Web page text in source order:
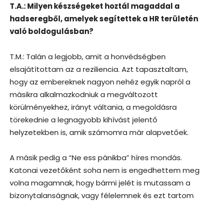
T.A.: Milyen készségeket hoztál magaddal a
hadseregből, amelyek segítettek a HR területén
való boldogulásban?
T.M.: Talán a legjobb, amit a honvédségben
elsajátítottam az a reziliencia. Azt tapasztaltam,
hogy az embereknek nagyon nehéz egyik napról a
másikra alkalmazkodniuk a megváltozott
körülményekhez, irányt váltania, a megoldásra
törekednie a legnagyobb kihívást jelentő
helyzetekben is, amik számomra már alapvetőek.
A másik pedig a “Ne ess pánikba” híres mondás.
Katonai vezetőként soha nem is engedhettem meg
volna magamnak, hogy bármi jelét is mutassam a
bizonytalanságnak, vagy félelemnek és ezt tartom